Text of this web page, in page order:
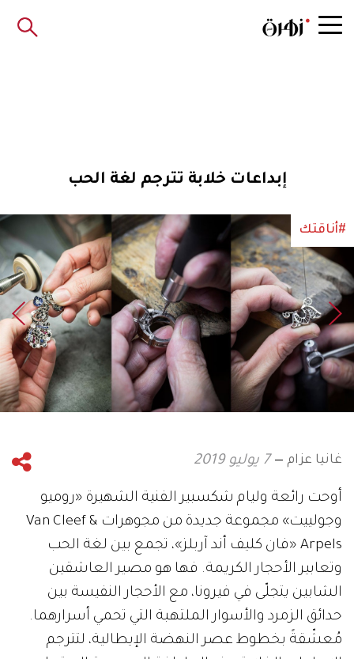
إبداعات خلابة تترجم لغة الحب
#أناقتك
غانيا عزام 7 يوليو 2019
أوحت رائعة وليام شكسبير الفنية الشهيرة «روميو
وجولييت» مجموعة جديدة من مجوهرات Van Cleef &
Arpels «فان كليف أند آربلز»، تجمع بين لغة الحب
وتعابير الأحجار الكريمة. فها هو مصير العاشقين
الشابين يتجلّى في فيرونا، مع الأحجار النفيسة بين
حدائق الزمرد والأسوار الملتهبة التي تحمي أسرارهما.
مُعشّقةً بخطوط عصر النهضة الإيطالية، لتترجم